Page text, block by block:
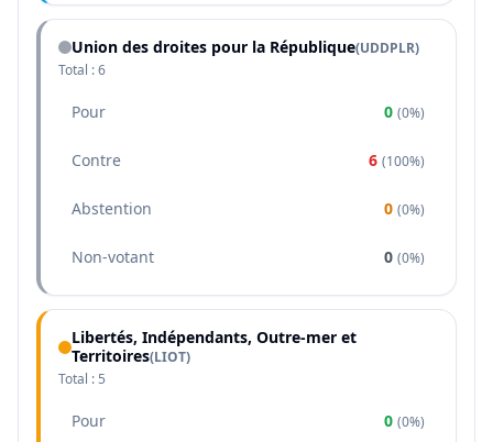
Union des droites pour la République(UDDPLR)
Total :6
Pour 0 (0%)
Contre 6 (100%)
Abstention 0 (0%)
Non-votant 0 (0%)
Libertés, Indépendants, Outre-mer et
Territoires(LIOT)
Total : 5
Pour 0 (0%)